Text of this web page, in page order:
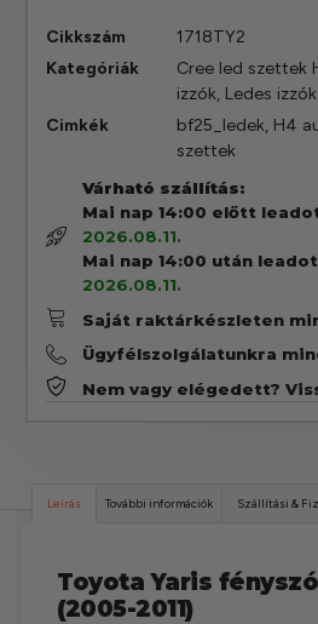
Cikkszám
1718TY2
Kategóriák
Cree led szettek
izzók, Ledes izzók
Cimkék
bf25_ledek, H4
szettek
Várható szállítás:
Mai nap 14:00 előtt
2026.08.11.
Mai nap 14:00 után
2026.08.11.
Saját raktárkészleten
Ügyfélszolgálatunkra
Nem vagy elégedett?
Leírás További információk Szállítási &
Toyota Yaris
(2005-2011)